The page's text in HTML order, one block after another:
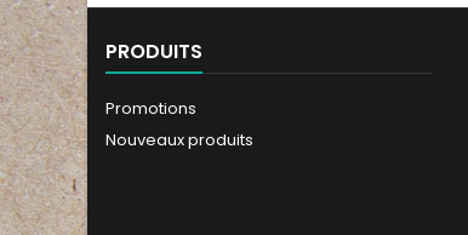
PRODUITS
Promotions
Nouveaux produits